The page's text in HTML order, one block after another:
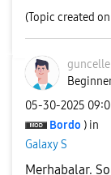
(Topic created
‎05-30-2025
Bordo ) in
Galaxy S
Merhabalar.